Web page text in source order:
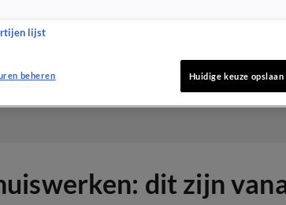
dit zijn
lijst
beheren Huidige keuze opslaan